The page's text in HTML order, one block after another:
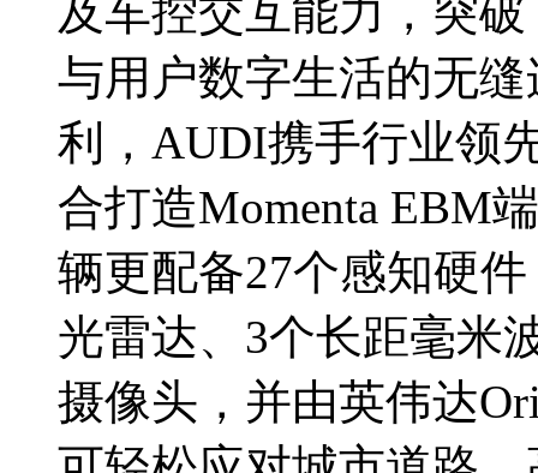
及车控交互能力，突
与用户数字生活的无
利，AUDI携手行业领
合打造Momenta EBM
辆更配备27个感知硬
光雷达、3个长距毫米
摄像头，并由英伟达